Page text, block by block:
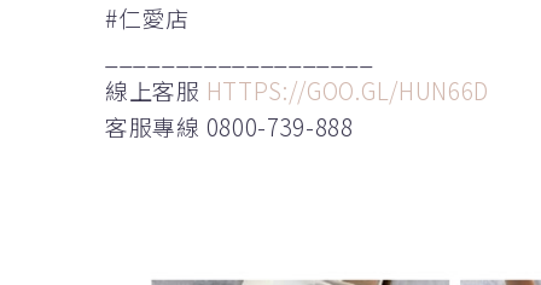
#仁愛店
線上客服 HTTPS://GOO.GL/HUN66D
客服專線 0800-739-888